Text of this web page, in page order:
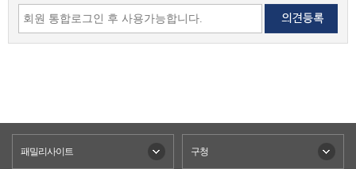
패밀리사이트 구청